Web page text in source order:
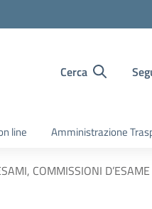
Cerca
line Amministrazione
COMMISSIONI D’ESAME